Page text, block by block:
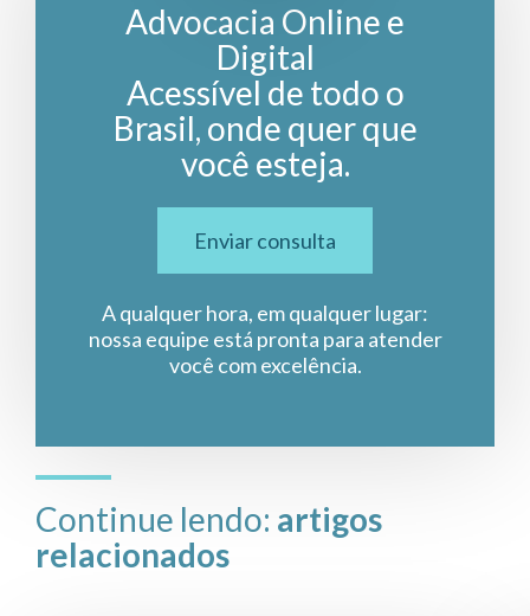
Advocacia Online e
Digital
Acessível de todo o
Brasil, onde quer que
você esteja.
Enviar consulta
A qualquer hora, em qualquer lugar:
nossa equipe está pronta para atender
você com excelência.
Continue lendo: artigos
relacionados